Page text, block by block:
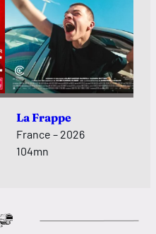
La Frappe
France – 2026
104mn